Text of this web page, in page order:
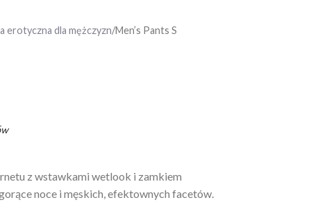
erotyczna dla mężczyzn Men’s Pants S
z wstawkami wetlook i zamkiem
noce i męskich, efektownych facetów.